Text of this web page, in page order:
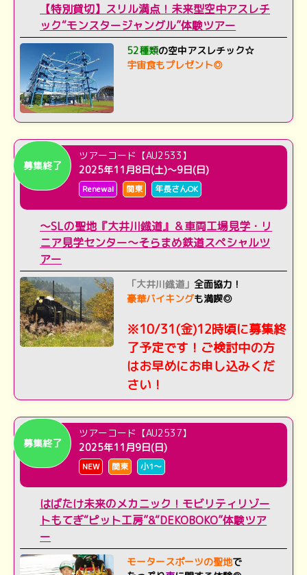
【特別貸切】スリル満点！未来型空中アスレチ
ック“モンスタージャングル”体験ツアー
52種類の空中アスレチック☆
宇宙食もプレゼント◎
募集終了
ツアーコード【AU2533】
2025年11月8日(土)～9日(日)
Renewal 関東 年長さんOK
～SLの聖地『大井川鐡道』＆車両工場見学・リ
ニア見学センター～そらまめ鉄道スペシャルツ
アー
「大井川鐡道」 全面協力！
豪華バイキングも満喫◎
※10/31(金)12時頃に募集終
了予定です！ご検討中の方
はお早めにお申し込みくだ
さい！
募集終了
ツアーコード【AU2537】
2025年11月9日(日)
NEW 関東 小1～
はばたけ未来のメカニック！モビリティリゾー
トもてぎ“ピット工房”&“DEKOBOKO”体験ツア
ー
モータースポーツの聖地で